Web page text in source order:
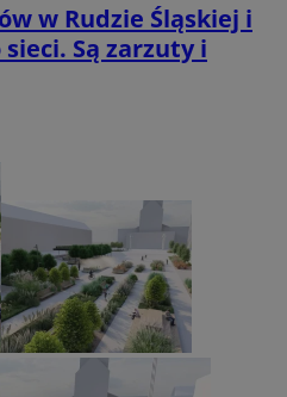
w Rudzie Śląskiej i
Są zarzuty i